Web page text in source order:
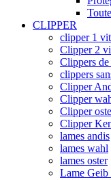
CLIPPER
clipper 1
Clipper 2
Clippers
clippers
Clipper
Clipper
Clipper
Clipper
lames andis
lames wahl
lames oster
Lame Geib